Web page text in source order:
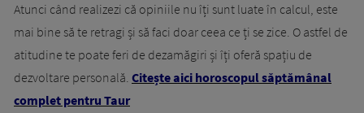
Atunci când realizezi că opiniile nu îți sunt luate în calcul, este
mai bine să te retragi și să faci doar ceea ce ți se zice. O astfel de
atitudine te poate feri de dezamăgiri și îți oferă spațiu de
dezvoltare personală. Citește aici horoscopul săptămânal
complet pentru Taur